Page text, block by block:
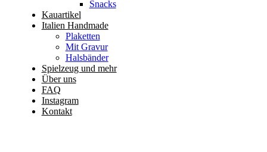
Snacks
Kauartikel
Italien Handmade
Plaketten
Mit Gravur
Halsbänder
Spielzeug und mehr
Über uns
FAQ
Instagram
Kontakt